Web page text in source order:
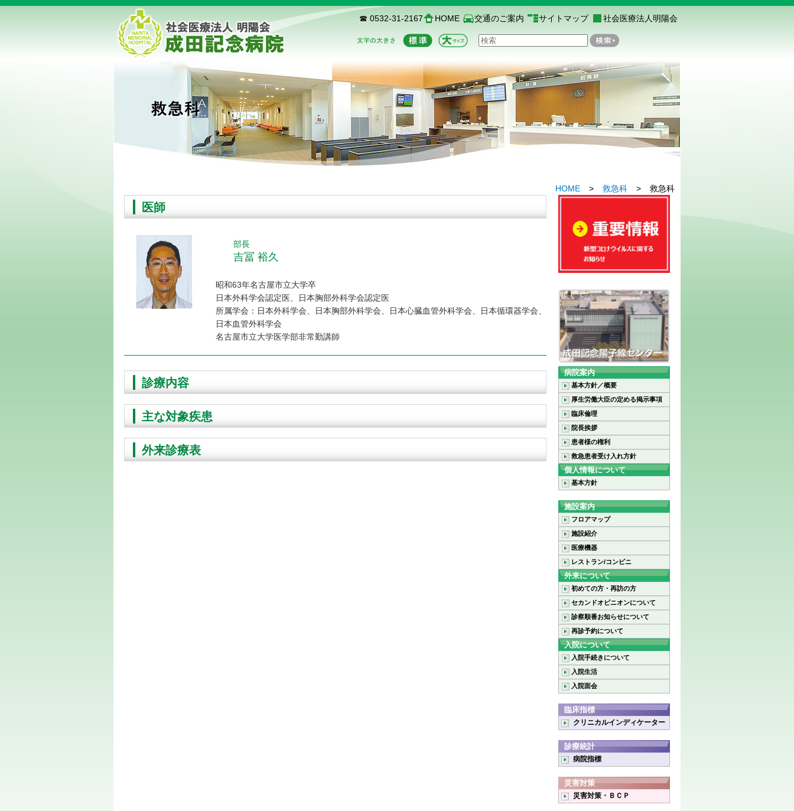
☎ 0532-31-2167 HOME 交通のご案内 サイトマップ 社会医療法人明陽会
HOME > 救急科 > 救急科
医師
部長
吉冨 裕久
昭和63年名古屋市立大学卒
日本外科学会認定医、日本胸部外科学会認定医
所属学会：日本外科学会、日本胸部外科学会、日本心臓血管外科学会、日本循環器学会、
日本血管外科学会
名古屋市立大学医学部非常勤講師
診療内容
主な対象疾患
外来診療表
病院案内
基本方針／概要
厚生労働大臣の定める掲示事項
臨床倫理
院長挨拶
患者様の権利
救急患者受け入れ方針
個人情報について
基本方針
施設案内
フロアマップ
施設紹介
医療機器
レストラン/コンビニ
外来について
初めての方・再訪の方
セカンドオピニオンについて
診察順番お知らせについて
再診予約について
入院について
入院手続きについて
入院生活
入院面会
臨床指標
クリニカルインディケーター
診療統計
病院指標
災害対策
災害対策・ＢＣＰ